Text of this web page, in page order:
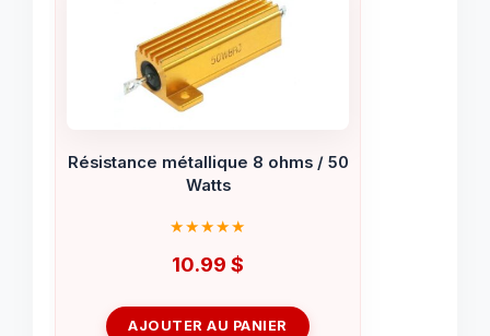
Résistance métallique 8 ohms / 50
Watts
10.99 $
AJOUTER AU PANIER